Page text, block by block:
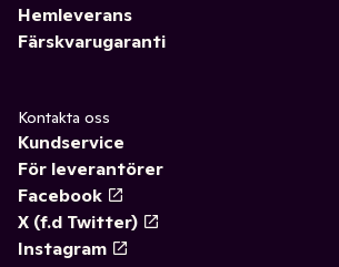
Hemleverans
Färskvarugaranti
Kontakta oss
Kundservice
För leverantörer
Facebook
X (f.d Twitter)
Instagram